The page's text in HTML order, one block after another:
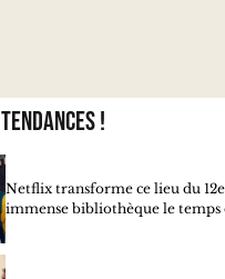
tendances !
Netflix transforme ce lieu du 12e
immense bibliothèque le temps